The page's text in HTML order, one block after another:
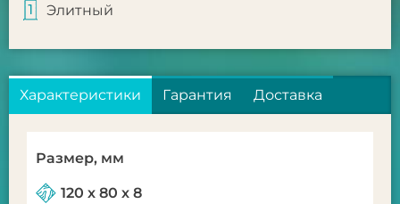
Элитный
Характеристики Гарантия Доставка
Размер, мм
120 х 80 х 8